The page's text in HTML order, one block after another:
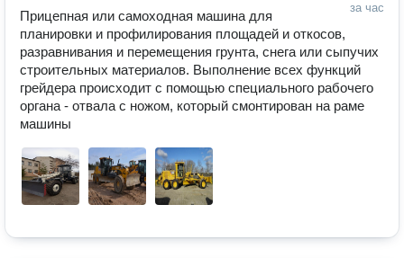
за час
Прицепная или самоходная машина для
планировки и профилирования площадей и откосов,
разравнивания и перемещения грунта, снега или сыпучих
строительных материалов. Выполнение всех функций
грейдера происходит с помощью специального рабочего
органа - отвала с ножом, который смонтирован на раме
машины